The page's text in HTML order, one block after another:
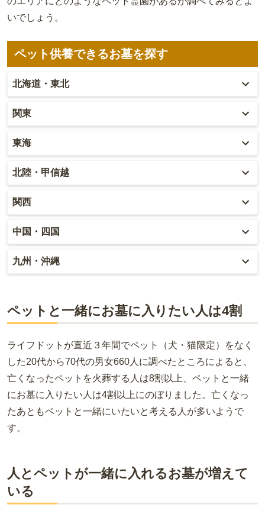
いでしょう。
ペット供養できるお墓を探す
北海道・東北
北海道
青森
岩手
山形
宮城
福島
関東
東京
神奈川
千葉
茨城
栃木
東海
愛知
岐阜
三重
北陸・甲信越
富山
石川
山梨
新潟
関西
大阪
兵庫
滋賀
和歌山
中国・四国
岡山
鳥取
山口
香川
愛媛
徳島
九州・沖縄
大分
宮崎
佐賀
熊本
長崎
沖縄
ペットと一緒にお墓に入りたい人は4割
ライフドットが直近３年間でペット（犬・猫限定）をなく
した20代から70代の男女660人に調べたところによると、
亡くなったペットを火葬する人は8割以上、ペットと一緒
にお墓に入りたい人は4割以上にのぼりました。亡くなっ
たあともペットと一緒にいたいと考える人が多いようで
す。
人とペットが一緒に入れるお墓が増えて
いる